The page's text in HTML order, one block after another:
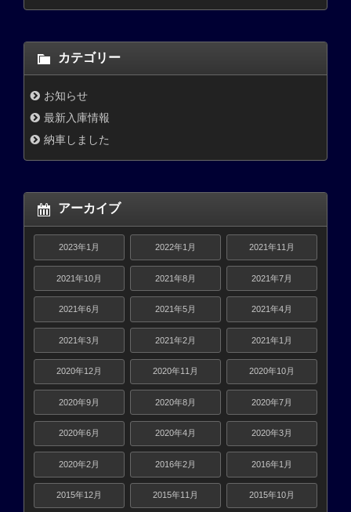
カテゴリー
お知らせ
最新入庫情報
納車しました
アーカイブ
2023年1月 2022年1月 2021年11月
2021年10月 2021年8月 2021年7月
2021年6月 2021年5月 2021年4月
2021年3月 2021年2月 2021年1月
2020年12月 2020年11月 2020年10月
2020年9月 2020年8月 2020年7月
2020年6月 2020年4月 2020年3月
2020年2月 2016年2月 2016年1月
2015年12月 2015年11月 2015年10月